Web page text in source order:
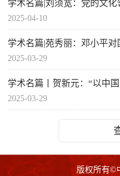
2025-04-10
2025-03-29
2025-03-29
版权所有©